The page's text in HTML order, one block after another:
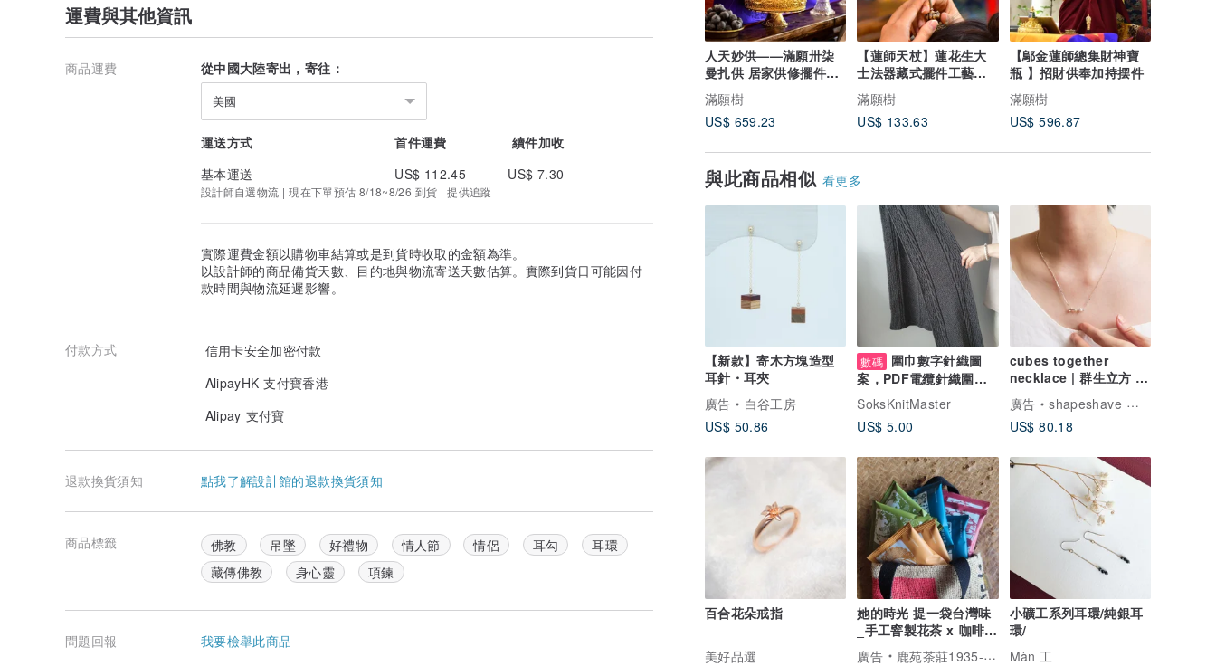
人天妙供——滿願卅柒
曼扎供 居家供修擺件立
體曼扎藏傳密宗用品
滿願樹
US$ 659.23
【蓮師天杖】蓮花生大
士法器藏式擺件工藝品
加持去凝障擺件 新品
滿願樹
US$ 133.63
【鄔金蓮師總集財神寶
瓶 】招財供奉加持摆件
滿願樹
US$ 596.87
與此商品相似 看更多
【新款】寄木方塊造型
耳針・耳夾
廣告
白谷工房
US$ 50.86
數碼 圍巾數字針織圖
案，PDF電纜針織圍巾
圖案
SoksKnitMaster
US$ 5.00
cubes together
necklace | 群生立方 項
鍊
廣告
shapeshave 形研
US$ 80.18
百合花朵戒指
美好品選
她的時光 提一袋台灣味
_手工窨製花茶 x 咖啡麻
布手工編織袋
廣告
鹿苑茶莊1935--以茶為媒，述說台灣島嶼的故事與溫暖
小礦工系列耳環/純銀耳
環/
Màn 工
運費與其他資訊
商品運費 從中國大陸寄出，寄往：
美國
運送方式 首件運費
續件加收
基本運送
US$ 112.45 US$ 7.30
設計師自選物流 | 現在下單預估 8/18~8/26 到貨 | 提供追蹤
實際運費金額以購物車結算或是到貨時收取的金額為準。
以設計師的商品備貨天數、目的地與物流寄送天數估算。實際到貨日可能因付
款時間與物流延遲影響。
付款方式
信用卡安全加密付款
AlipayHK 支付寶香港
Alipay 支付寶
退款換貨須知 點我了解設計館的退款換貨須知
商品標籤 佛教 吊墜 好禮物 情人節 情侶 耳勾
耳環
藏傳佛教
身心靈 項鍊
問題回報 我要檢舉此商品